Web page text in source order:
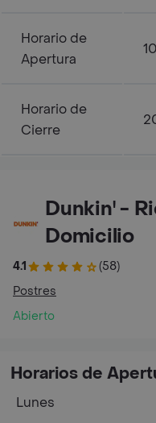
Horario de
Apertura
Horario de
Cierre
Dunkin' -
Domicilio
4.1
(58)
Postres
Abierto
Horarios de
Lunes